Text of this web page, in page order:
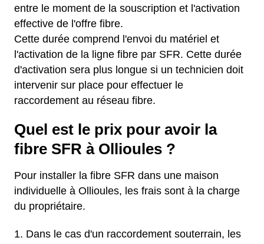
entre le moment de la souscription et l'activation
effective de l'offre fibre.
Cette durée comprend l'envoi du matériel et
l'activation de la ligne fibre par SFR. Cette durée
d'activation sera plus longue si un technicien doit
intervenir sur place pour effectuer le
raccordement au réseau fibre.
Quel est le prix pour avoir la
fibre SFR à Ollioules ?
Pour installer la fibre SFR dans une maison
individuelle à Ollioules, les frais sont à la charge
du propriétaire.
Dans le cas d'un raccordement souterrain, les